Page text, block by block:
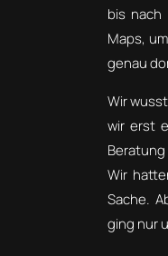
bis nach
Maps,
genau
Wir
wir erst
Wir
Sache.
ging nur